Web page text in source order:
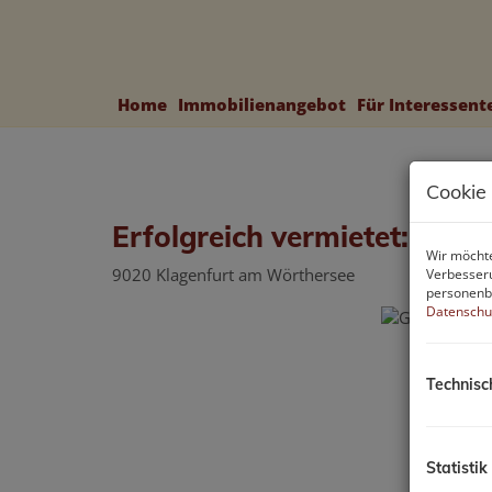
Home Immobilienangebot Für
Erfolgreich vermietet:
9020 Klagenfurt am Wörthersee
Wir
Statistik